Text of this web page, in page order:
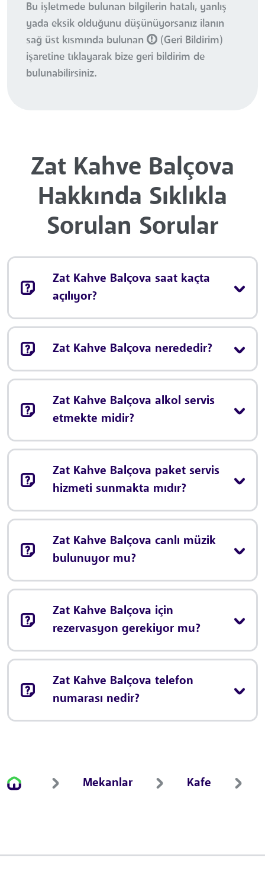
Bu işletmede bulunan bilgilerin hatalı, yanlış
yada eksik olduğunu düşünüyorsanız ilanın
sağ üst kısmında bulunan
(Geri Bildirim)
işaretine tıklayarak bize geri bildirim de
bulunabilirsiniz.
Zat Kahve Balçova
Hakkında Sıklıkla
Sorulan Sorular
Zat Kahve Balçova saat kaçta
açılıyor?
Zat Kahve Balçova nerededir?
Zat Kahve Balçova alkol servis
etmekte midir?
Zat Kahve Balçova paket servis
hizmeti sunmakta mıdır?
Zat Kahve Balçova canlı müzik
bulunuyor mu?
Zat Kahve Balçova için
rezervasyon gerekiyor mu?
Zat Kahve Balçova telefon
numarası nedir?
Mekanlar Kafe